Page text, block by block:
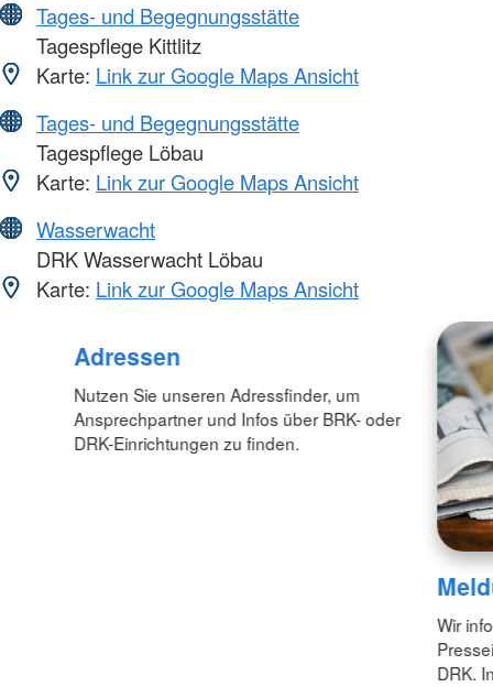
Tages- und Begegnungsstätte
Tagespflege Kittlitz
Karte: Link zur Google Maps Ansicht
Tages- und Begegnungsstätte
Tagespflege Löbau
Karte: Link zur Google Maps Ansicht
Wasserwacht
DRK Wasserwacht Löbau
Karte: Link zur Google Maps Ansicht
Adressen
Nutzen Sie unseren Adressfinder, um
Ansprechpartner und Infos über BRK- oder
DRK-Einrichtungen zu finden.
Wir
DRK.